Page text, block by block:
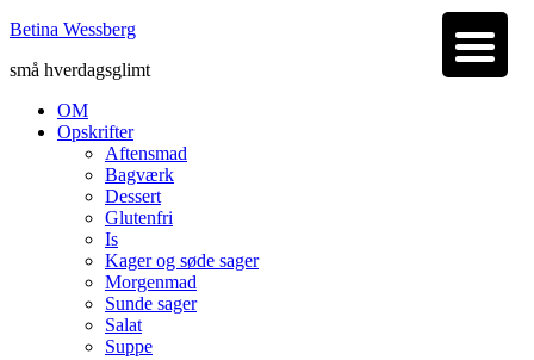
Betina Wessberg
små hverdagsglimt
OM
Opskrifter
Aftensmad
Bagværk
Dessert
Glutenfri
Is
Kager og søde sager
Morgenmad
Sunde sager
Salat
Suppe